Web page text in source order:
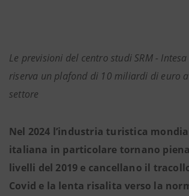
Le previsioni del centro studi SRM -
riserva un plafond di 10 miliardi di euro
settore
Nel 2024 l’industria turistica
italiana in particolare tornano
livelli del 2019 e cancellano il
Covid e la lenta risalita verso la